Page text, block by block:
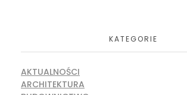
KATEGORIE
AKTUALNOŚCI
ARCHITEKTURA